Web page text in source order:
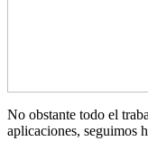
No obstante todo el
aplicaciones, seguimos